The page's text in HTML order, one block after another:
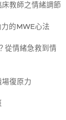
教師之情緒調節
的MWE心法
從情緒急救到情
復原力